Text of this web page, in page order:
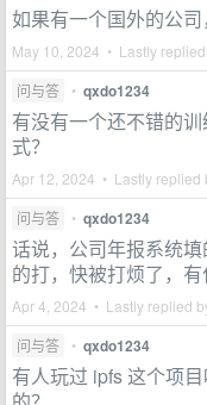
如果有一个国外的公司
May 10, 2024 • Lastly
问与答 • qxdo1234
有没有一个还不错的
式？
Apr 12, 2024 • Lastly replied
问与答 • qxdo1234
话说，公司年报系统
的打，快被打烦了，有
Apr 4, 2024 • Lastly replied
问与答 • qxdo1234
有人玩过 ipfs 这个项